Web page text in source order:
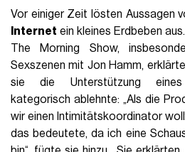
Vor einiger Zeit lösten Aussagen
Internet ein kleines Erdbeben
The Morning Show,
Sexszenen mit Jon Hamm,
sie die Unterstützung eines
kategorisch ablehnte: „Als die
wir einen Intimitätskoordinator
das bedeutete, da ich eine